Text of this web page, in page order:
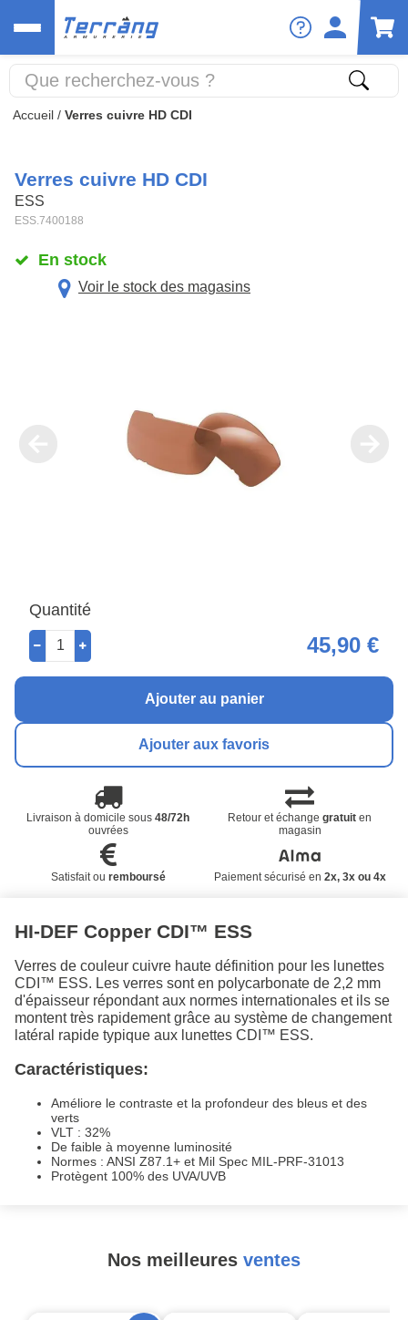
Accueil / Verres cuivre HD CDI
Verres cuivre HD CDI
ESS
ESS.7400188
En stock
Voir le stock des magasins
Quantité
45,90 €
Ajouter au panier
Ajouter aux favoris
Livraison à domicile sous48/72h
ouvrées
Retour et échangegratuit en
magasin
Satisfait ou remboursé Paiement sécurisé en 2x, 3x ou 4x
HI-DEF Copper CDI™ ESS
Verres de couleur cuivre haute définition pour les lunettes
CDI™ ESS. Les verres sont en polycarbonate de 2,2 mm
d'épaisseur répondant aux normes internationales et ils se
montent très rapidement grâce au système de changement
latéral rapide typique aux lunettes CDI™ ESS.
Caractéristiques:
Améliore le contraste et la profondeur des bleus et des
verts
VLT : 32%
De faible à moyenne luminosité
Normes : ANSI Z87.1+ et Mil Spec MIL-PRF-31013
Protègent 100% des UVA/UVB
Nos meilleures ventes